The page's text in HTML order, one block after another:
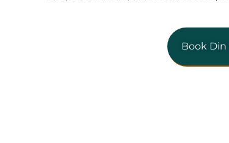
Book Din